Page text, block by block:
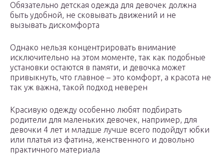
Обязательно детская одежда для девочек должна
быть удобной, не сковывать движений и не
вызывать дискомфорта
Однако нельзя концентрировать внимание
исключительно на этом моменте, так как подобные
установки остаются в памяти, и девочка может
привыкнуть, что главное – это комфорт, а красота не
так уж важна, такой подход неверен
Красивую одежду особенно любят подбирать
родители для маленьких девочек, например, для
девочки 4 лет и младше лучше всего подойдут юбки
или платья из фатина, женственного и довольно
практичного материала